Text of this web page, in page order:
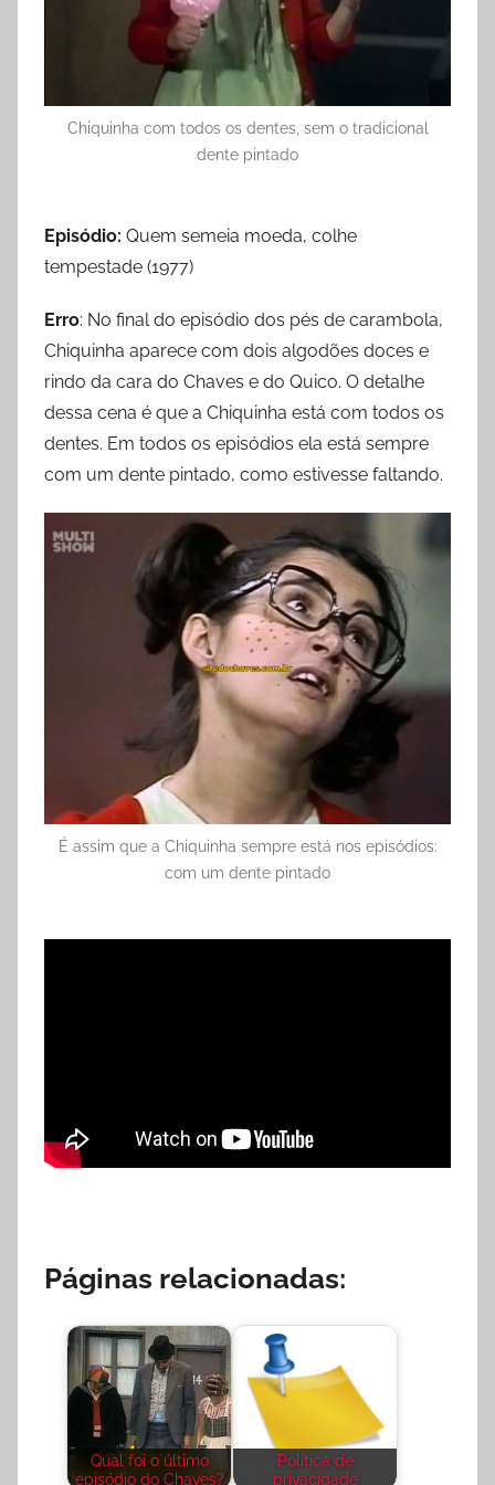
Chiquinha com todos os dentes, sem o tradicional
dente pintado
Episódio: Quem semeia moeda, colhe
tempestade (1977)
Erro: No final do episódio dos pés de carambola,
Chiquinha aparece com dois algodões doces e
rindo da cara do Chaves e do Quico. O detalhe
dessa cena é que a Chiquinha está com todos os
dentes. Em todos os episódios ela está sempre
com um dente pintado, como estivesse faltando.
É assim que a Chiquinha sempre está nos episódios:
com um dente pintado
Páginas relacionadas:
Qual foi o último
episódio do Chaves?
Política de
privacidade